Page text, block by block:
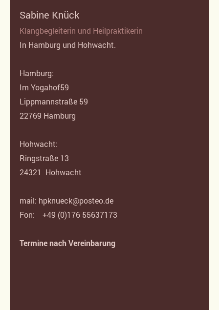
Sabine Knück
Klangbegleiterin und Heilpraktikerin
In Hamburg und Hohwacht.
Hamburg:
Im Yogahof59
Lippmannstraße 59
22769 Hamburg
Hohwacht:
Ringstraße 13
24321 Hohwacht
mail: hpknueck@posteo.de
Fon: +49 (0)176 55637173
Termine nach Vereinbarung